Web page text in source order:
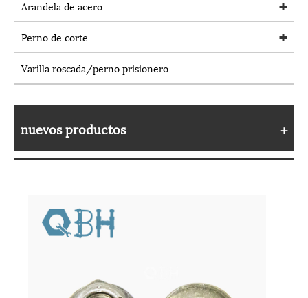
Arandela de acero
Perno de corte
Varilla roscada/perno prisionero
nuevos productos